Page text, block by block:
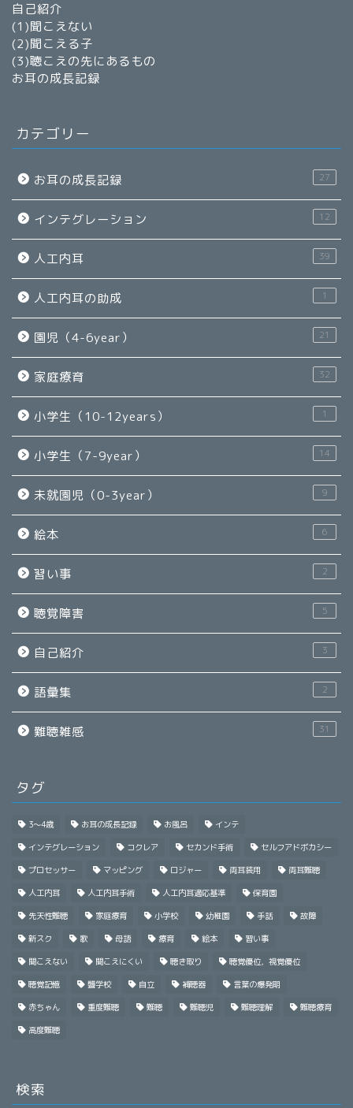
自己紹介
(1)聞こえない
(2)聞こえる子
(3)聴こえの先にあるもの
お耳の成長記録
カテゴリー
お耳の成長記録 27
インテグレーション 12
人工内耳 39
人工内耳の助成 1
園児（4-6year） 21
家庭療育 32
小学生（10-12years） 1
小学生（7-9year） 14
未就園児（0-3year） 9
絵本 6
習い事 2
聴覚障害 5
自己紹介 3
語彙集 2
難聴雑感 31
タグ
3～4歳 お耳の成長記録 お風呂 インテ
インテグレーション コクレア セカンド手術 セルフアドボカシー
プロセッサー マッピング ロジャー 両耳装用 両耳難聴
人工内耳 人工内耳手術 人工内耳適応基準 保育園
先天性難聴 家庭療育 小学校 幼稚園 手話 故障
新スク 歌 母語 療育 絵本 習い事
聞こえない 聞こえにくい 聴き取り 聴覚優位，視覚優位
聴覚記憶 聾学校 自立 補聴器 言葉の爆発期
赤ちゃん 重度難聴 難聴 難聴児 難聴理解 難聴療育
高度難聴
検索